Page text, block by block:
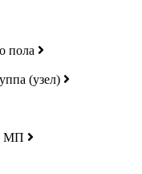
пола
(узел)
МП